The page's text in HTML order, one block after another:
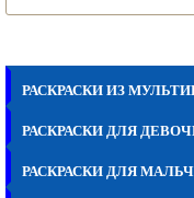
РАСКРАСКИ ИЗ
РАСКРАСКИ ДЛЯ
РАСКРАСКИ ДЛЯ